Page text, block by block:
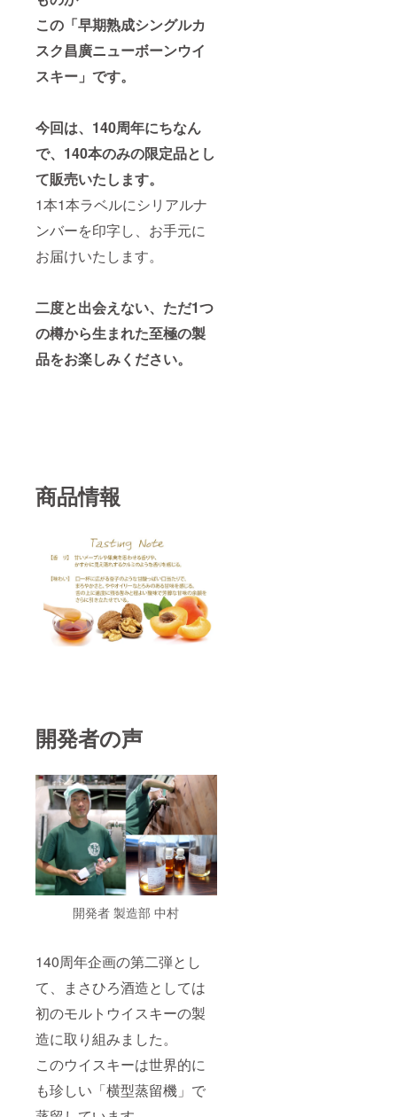
この 「早期熟成シングルカ
スク昌廣ニューボーンウイ
スキー」です。
今回は、 140周年にちなん
で、140本のみの限定品とし
て販売いたします。
1本1本ラベルにシリアルナ
ンバーを印字し、お手元に
お届けいたします。
二度と出会えない、ただ1つ
の樽から生まれた至極の製
品をお楽しみください。
商品情報
開発者の声
開発者 製造部 中村
140周年企画の第二弾とし
て、まさひろ酒造としては
初のモルトウイスキーの製
造に取り組みました。
このウイスキーは世界的に
も珍しい「横型蒸留機」で